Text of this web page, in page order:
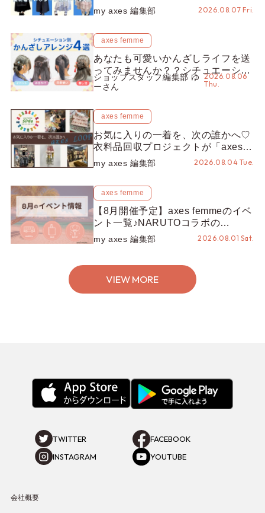
コーデ25選をシーン別に徹底解説！
my axes 編集部 2026.08.07 Fri.
axes femme
あなたも可愛いかんざしライフを送
ってみませんか？？シチュエーショ
ン別“かんざし”のオススメ【ショッ
プスタッフ編集部】
ショップスタッフ編集部 ゆ
ーさん
2026.08.06
Thu.
axes femme
お気に入りの一着を、次の誰かへ♡
衣料品回収プロジェクトが「axes
LOOP」にアップデート！活用する
とポイントが手に入る◎
my axes 編集部 2026.08.04 Tue.
axes femme
【8月開催予定】axes femmeのイベ
ント一覧♪NARUTOコラボの
REZEN POPUPから、プチYour
Stage.、ティーパーティまで！8月
my axes 編集部 2026.08.01 Sat.
VIEW MORE
TWITTER
FACEBOOK
INSTAGRAM
YOUTUBE
会社概要